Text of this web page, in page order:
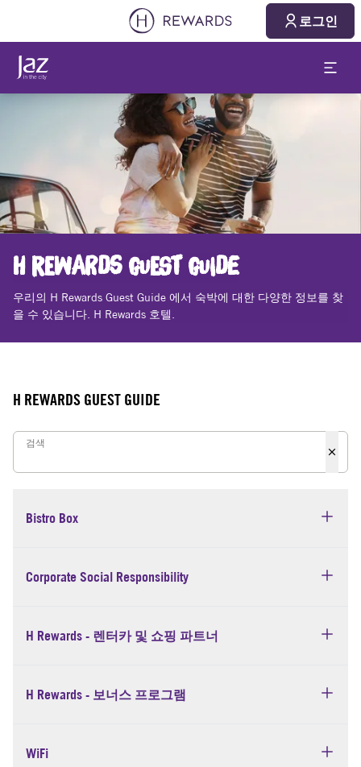
로그인
슬라이드 1 의 1
H REWARDS GUEST GUIDE
우리의 H Rewards Guest Guide 에서 숙박에 대한 다양한 정보를 찾
을 수 있습니다. H Rewards 호텔.
H REWARDS GUEST GUIDE
검색
검색
Bistro Box
Corporate Social Responsibility
H Rewards - 렌터카 및 쇼핑 파트너
H Rewards - 보너스 프로그램
WiFi